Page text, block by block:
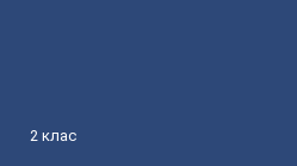
2 клас